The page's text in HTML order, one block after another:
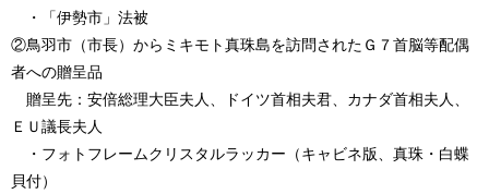
・「伊勢市」法被
②鳥羽市（市長）からミキモト真珠島を訪問されたＧ７首脳等配偶
者への贈呈品
贈呈先：安倍総理大臣夫人、ドイツ首相夫君、カナダ首相夫人、
ＥＵ議長夫人
・フォトフレームクリスタルラッカー（キャビネ版、真珠・白蝶
貝付）